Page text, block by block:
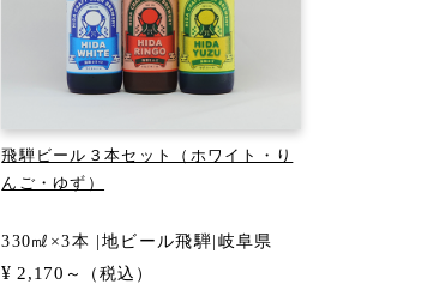
飛騨ビール３本セット（ホワイト・り
んご・ゆず）
330㎖×3本 |地ビール飛騨|岐阜県
¥ 2,170 ～（税込）